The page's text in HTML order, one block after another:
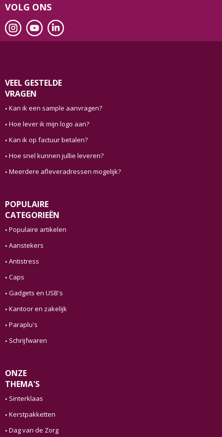
VOLG ONS
VEEL GESTELDE
VRAGEN
Kan ik een sample aanvragen?
Hoe lever ik mijn logo aan?
Kan ik op factuur betalen?
Hoe snel kunnen jullie leveren?
Meerdere afleveradressen mogelijk?
POPULAIRE
CATEGORIEËN
Populaire artikelen
Aanstekers
Antistress
Caps
Gadgets en USB's
Kantoor en zakelijk
Paraplu's
Schrijfwaren
ONZE
THEMA'S
Sinterklaas
Kerstpakketten
Dag van de Zorg